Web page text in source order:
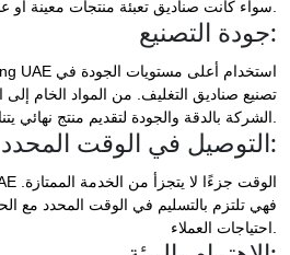
جودة التصنيع:
تصنيع صناديق التغليف. من المواد الخام إلى
التوصيل في الوقت المحدد:
فهي تلتزم بالتسليم في الوقت المحدد مع